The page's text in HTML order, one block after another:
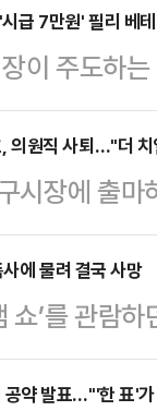
을 이어갔
억원을
감소했으
122억원
을 중심으
급 7만원' 필리 베
이 주도하
다시 위대
산 지원을
대규모 숙
로 탈바꿈
시간) 미국
한화 필리
의원직 사퇴…"더
시장에 출
, 더 치열하
일 언론
제출했다"
작은 무게
에 물려 결국 사망
쇼’를 관람
현지시간)
연안 유명
약 발표…"'한 표'